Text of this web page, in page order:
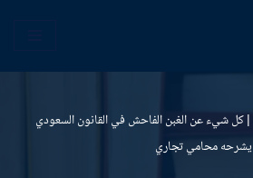
|كل شيء عن الغبن الفاحش في القانون السعودي
يشرحه محامي تجاري